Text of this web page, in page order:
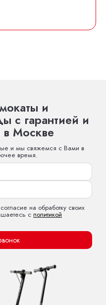
и
с гарантией и
в Москве
и мы свяжемся с Вами в
время.
на обработку своих
с политикой